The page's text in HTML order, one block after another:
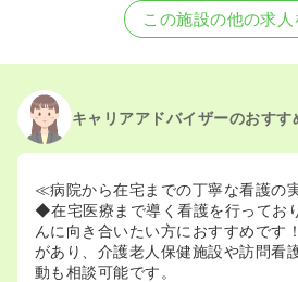
この施設の他の求人
キャリアアドバイザーのおすす
≪病院から在宅までの丁寧な看護
◆在宅医療まで導く看護を行ってお
んに向き合いたい方におすすめです
があり、介護老人保健施設や訪問看
動も相談可能です。